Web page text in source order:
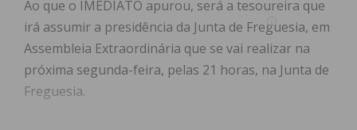
Ao que o IMEDIATO apurou, será a tesoureira que
irá assumir a presidência da Junta de Freguesia, em
Assembleia Extraordinária que se vai realizar na
próxima segunda-feira, pelas 21 horas, na Junta de
Freguesia.